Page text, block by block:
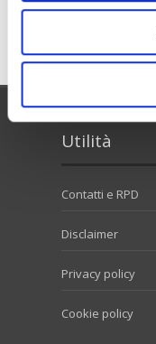
Utilità
Contatti e RPD
Disclaimer
Privacy policy
Cookie policy